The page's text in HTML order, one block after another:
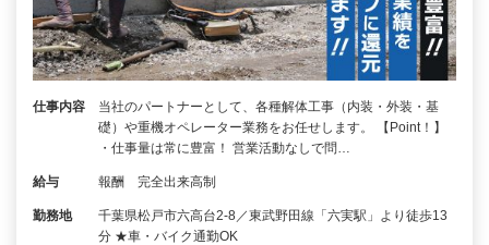
仕事内容
当社のパートナーとして、各種解体工事（内装・外装・基
礎）や重機オペレーター業務をお任せします。 【Point！】
・仕事量は常に豊富！ 営業活動なしで問…
給与 報酬 完全出来高制
勤務地
千葉県松戸市六高台2-8／東武野田線「六実駅」より徒歩13
分 ★車・バイク通勤OK